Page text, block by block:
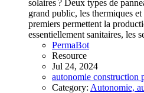
solaires ? Deux types de
grand public, les thermiques
premiers permettent la
essentiellement sanitaires, les
PermaBot
Resource
Jul 24, 2024
autonomie construction
Category: Autonomie,